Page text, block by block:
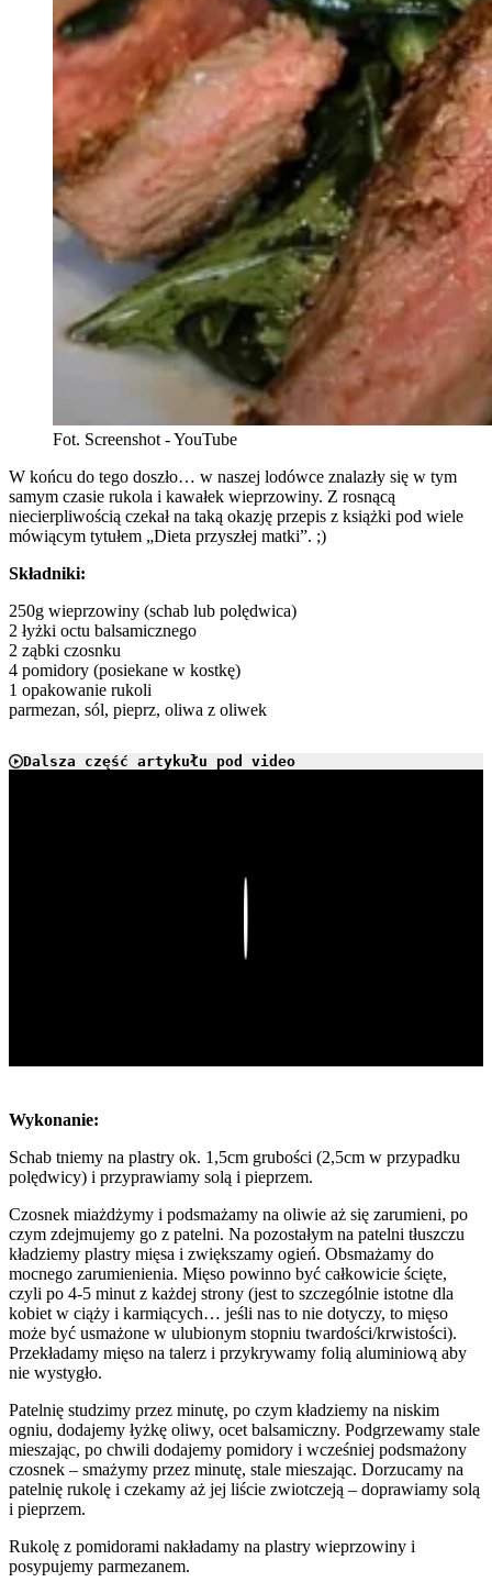
Fot. Screenshot - YouTube
W końcu do tego doszło… w naszej lodówce znalazły się w tym
samym czasie rukola i kawałek wieprzowiny. Z rosnącą
niecierpliwością czekał na taką okazję przepis z książki pod wiele
mówiącym tytułem „Dieta przyszłej matki”. ;)
Składniki:
250g wieprzowiny (schab lub polędwica)
2 łyżki octu balsamicznego
2 ząbki czosnku
4 pomidory (posiekane w kostkę)
1 opakowanie rukoli
parmezan, sól, pieprz, oliwa z oliwek
Dalsza część artykułu pod video
Wykonanie:
Schab tniemy na plastry ok. 1,5cm grubości (2,5cm w przypadku
polędwicy) i przyprawiamy solą i pieprzem.
Czosnek miażdżymy i podsmażamy na oliwie aż się zarumieni, po
czym zdejmujemy go z patelni. Na pozostałym na patelni tłuszczu
kładziemy plastry mięsa i zwiększamy ogień. Obsmażamy do
mocnego zarumienienia. Mięso powinno być całkowicie ścięte,
czyli po 4-5 minut z każdej strony (jest to szczególnie istotne dla
kobiet w ciąży i karmiących… jeśli nas to nie dotyczy, to mięso
może być usmażone w ulubionym stopniu twardości/krwistości).
Przekładamy mięso na talerz i przykrywamy folią aluminiową aby
nie wystygło.
Patelnię studzimy przez minutę, po czym kładziemy na niskim
ogniu, dodajemy łyżkę oliwy, ocet balsamiczny. Podgrzewamy stale
mieszając, po chwili dodajemy pomidory i wcześniej podsmażony
czosnek – smażymy przez minutę, stale mieszając. Dorzucamy na
patelnię rukolę i czekamy aż jej liście zwiotczeją – doprawiamy solą
i pieprzem.
Rukolę z pomidorami nakładamy na plastry wieprzowiny i
posypujemy parmezanem.